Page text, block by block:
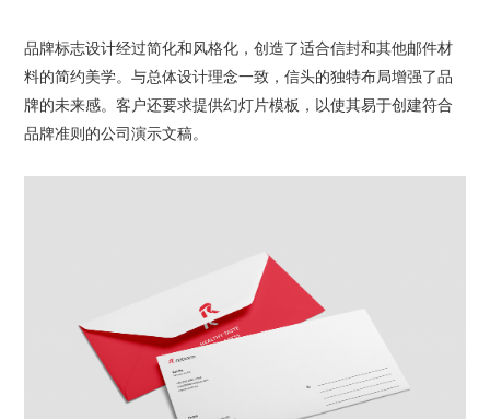
品牌标志设计经过简化和风格化，创造了适合信封和其他邮件材
料的简约美学。与总体设计理念一致，信头的独特布局增强了品
牌的未来感。客户还要求提供幻灯片模板，以使其易于创建符合
品牌准则的公司演示文稿。